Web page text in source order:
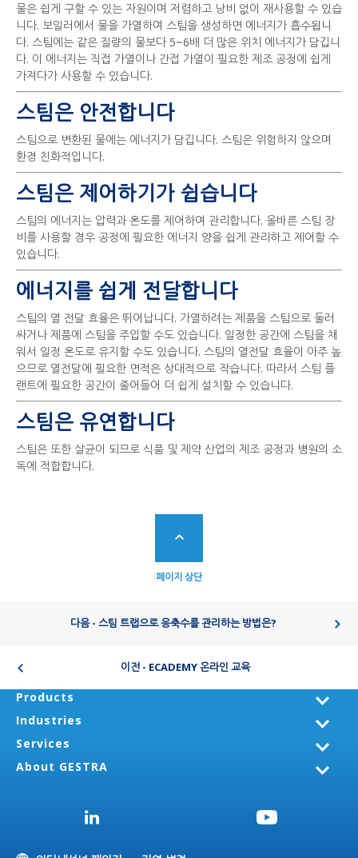
물은 쉽게 구할 수 있는 자원이며 저렴하고 낭비 없이 재사용할 수 있습
니다. 보일러에서 물을 가열하여 스팀을 생성하면 에너지가 흡수됩니
다. 스팀에는 같은 질량의 물보다 5~6배 더 많은 위치 에너지가 담깁니
다. 이 에너지는 직접 가열이나 간접 가열이 필요한 제조 공정에 쉽게
가져다가 사용할 수 있습니다.
스팀은 안전합니다
스팀으로 변환된 물에는 에너지가 담깁니다. 스팀은 위험하지 않으며
환경 친화적입니다.
스팀은 제어하기가 쉽습니다
스팀의 에너지는 압력과 온도를 제어하여 관리합니다. 올바른 스팀 장
비를 사용할 경우 공정에 필요한 에너지 양을 쉽게 관리하고 제어할 수
있습니다.
에너지를 쉽게 전달합니다
스팀의 열 전달 효율은 뛰어납니다. 가열하려는 제품을 스팀으로 둘러
싸거나 제품에 스팀을 주입할 수도 있습니다. 일정한 공간에 스팀을 채
워서 일정 온도로 유지할 수도 있습니다. 스팀의 열전달 효율이 아주 높
으므로 열전달에 필요한 면적은 상대적으로 작습니다. 따라서 스팀 플
랜트에 필요한 공간이 줄어들어 더 쉽게 설치할 수 있습니다.
스팀은 유연합니다
스팀은 또한 살균이 되므로 식품 및 제약 산업의 제조 공정과 병원의 소
독에 적합합니다.
페이지 상단
이전 - ECADEMY 온라인 교육
다음 - 스팀 트랩으로 응축수를 관리하는 방법은?
Products
Industries
Services
About GESTRA